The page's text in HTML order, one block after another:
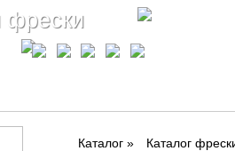
фрески
Каталог» Каталог